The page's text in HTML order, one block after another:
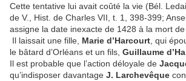
Cette tentative lui avait coûté la vie (Bél.
de V., Hist. de Charles VII, t. 1, 398-399;
assigne la date inexacte de 1428 à la mort de
Il laissait une fille, Marie d’Harcourt , qui
le bâtard d’Orléans et un fils, Guillaume
Il est probable que l’action déloyale de
qu’indisposer davantage J. Larchevêque